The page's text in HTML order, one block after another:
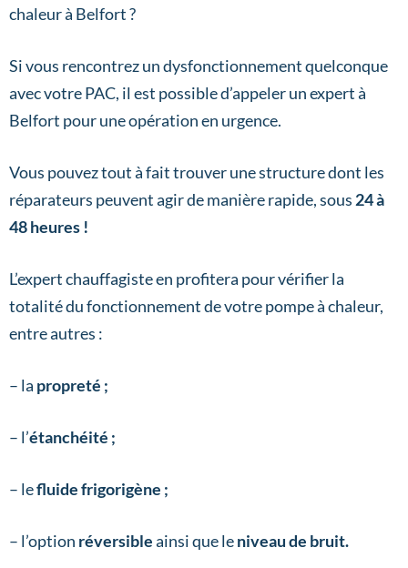
chaleur à Belfort ?
Si vous rencontrez un dysfonctionnement quelconque
avec votre PAC, il est possible d’appeler un expert à
Belfort pour une opération en urgence.
Vous pouvez tout à fait trouver une structure dont les
réparateurs peuvent agir de manière rapide, sous 24 à
48 heures !
L’expert chauffagiste en profitera pour vérifier la
totalité du fonctionnement de votre pompe à chaleur,
entre autres :
– la propreté ;
– l’étanchéité ;
– lefluide frigorigène ;
– l’option réversibleainsi que leniveau de bruit.